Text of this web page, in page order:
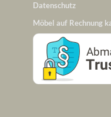
Datenschutz
Möbel auf Rechnung